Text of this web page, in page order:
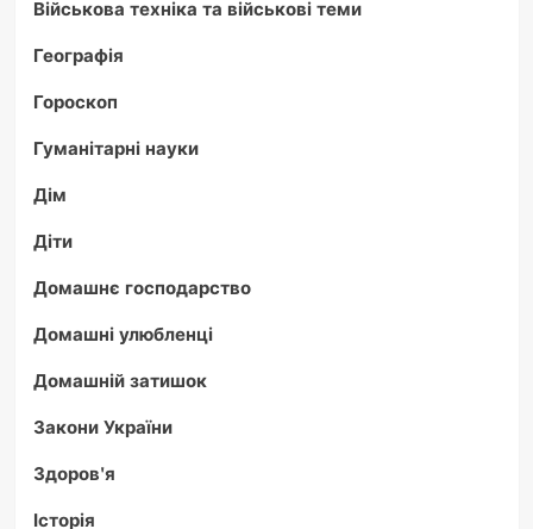
Військова техніка та військові теми
Географія
Гороскоп
Гуманітарні науки
Дім
Діти
Домашнє господарство
Домашні улюбленці
Домашній затишок
Закони України
Здоров'я
Історія